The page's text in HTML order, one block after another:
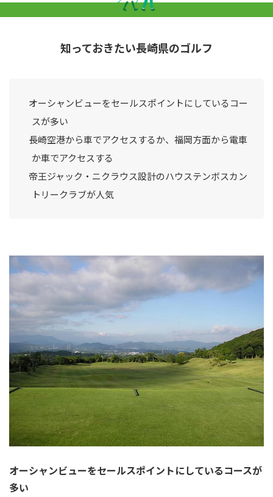
知っておきたい長崎県のゴルフ
オーシャンビューをセールスポイントにしているコー
スが多い
長崎空港から車でアクセスするか、福岡方面から電車
か車でアクセスする
帝王ジャック・ニクラウス設計のハウステンボスカン
トリークラブが人気
オーシャンビューをセールスポイントにしているコースが
多い